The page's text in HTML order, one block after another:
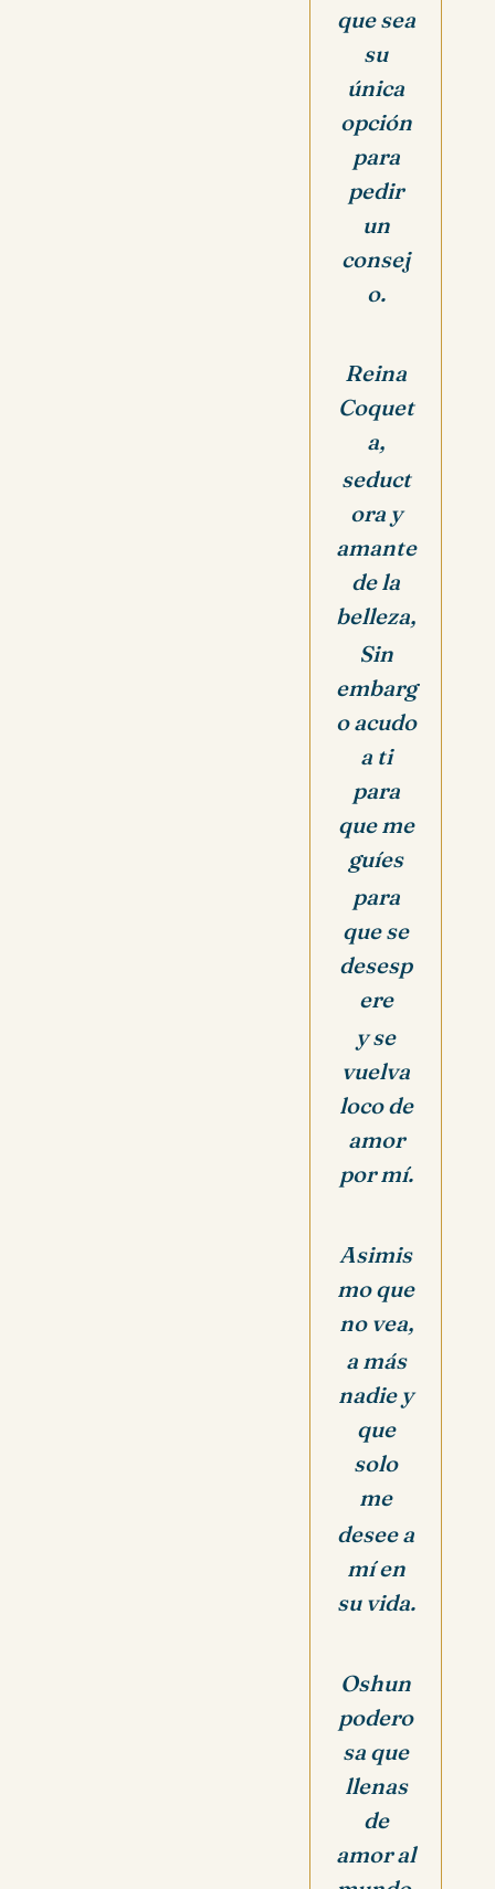
que sea
su
única
opción
para
pedir
un
consej
o.
Reina
Coquet
a,
seduct
ora y
amante
de la
belleza,
Sin
embarg
o acudo
a ti
para
que me
guíes
para
que se
desesp
ere
y se
vuelva
loco de
amor
por mí.
Asimis
mo que
no vea,
a más
nadie y
que
solo
me
desee a
mí en
su vida.
Oshun
podero
sa que
llenas
de
amor al